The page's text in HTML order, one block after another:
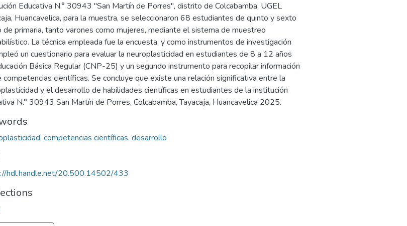
Educativa N.° 30943 "San Martín de Porres", distrito de Colcabamba, UGEL
Huancavelica, para la muestra, se seleccionaron 68 estudiantes de quinto y sexto
de primaria, tanto varones como mujeres, mediante el sistema de muestreo
La técnica empleada fue la encuesta, y como instrumentos de investigación
un cuestionario para evaluar la neuroplasticidad en estudiantes de 8 a 12 años
Básica Regular (CNP-25) y un segundo instrumento para recopilar información
competencias científicas. Se concluye que existe una relación significativa entre la
y el desarrollo de habilidades científicas en estudiantes de la institución
N.° 30943 San Martín de Porres, Colcabamba, Tayacaja, Huancavelica 2025.
, competencias científicas. desarrollo
hdl.handle.net/20.500.14502/433